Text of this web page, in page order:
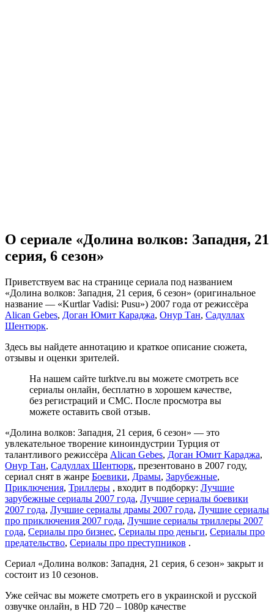
О сериале «Долина волков: Западня, 21
серия, 6 сезон»
Приветствуем вас на странице сериала под названием
«Долина волков: Западня, 21 серия, 6 сезон» (оригинальное
название — «Kurtlar Vadisi: Pusu») 2007 года от режиссёра
Alican Gebes, Доган Юмит Караджа, Онур Тан, Садуллах
Шентюрк.
Здесь вы найдете аннотацию и краткое описание сюжета,
отзывы и оценки зрителей.
На нашем сайте turktve.ru вы можете смотреть все
сериалы онлайн, бесплатно в хорошем качестве,
без регистраций и СМС. После просмотра вы
можете оставить свой отзыв.
«Долина волков: Западня, 21 серия, 6 сезон» — это
увлекательное творение киноиндустрии Турция от
талантливого режиссёра Alican Gebes, Доган Юмит Караджа,
Онур Тан, Садуллах Шентюрк, презентовано в 2007 году,
сериал снят в жанре Боевики, Драмы, Зарубежные,
Приключения, Триллеры , входит в подборку: Лучшие
зарубежные сериалы 2007 года, Лучшие сериалы боевики
2007 года, Лучшие сериалы драмы 2007 года, Лучшие сериалы
про приключения 2007 года, Лучшие сериалы триллеры 2007
года, Сериалы про бизнес, Сериалы про деньги, Сериалы про
предательство, Сериалы про преступников .
Сериал «Долина волков: Западня, 21 серия, 6 сезон» закрыт и
состоит из 10 сезонов.
Уже сейчас вы можете смотреть его в украинской и русской
озвучке онлайн, в HD 720 – 1080p качестве